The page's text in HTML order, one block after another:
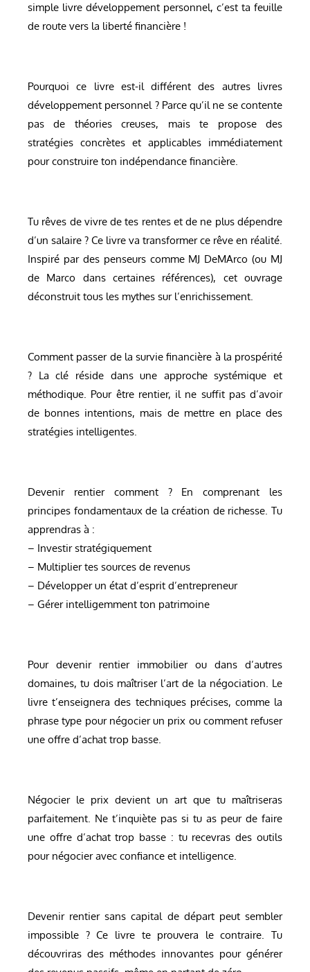
simple livre développement personnel, c’est ta feuille
de route vers la liberté financière !
Pourquoi ce livre est-il différent des autres livres
développement personnel ? Parce qu’il ne se contente
pas de théories creuses, mais te propose des
stratégies concrètes et applicables immédiatement
pour construire ton indépendance financière.
Tu rêves de vivre de tes rentes et de ne plus dépendre
d’un salaire ? Ce livre va transformer ce rêve en réalité.
Inspiré par des penseurs comme MJ DeMArco (ou MJ
de Marco dans certaines références), cet ouvrage
déconstruit tous les mythes sur l’enrichissement.
Comment passer de la survie financière à la prospérité
? La clé réside dans une approche systémique et
méthodique. Pour être rentier, il ne suffit pas d’avoir
de bonnes intentions, mais de mettre en place des
stratégies intelligentes.
Devenir rentier comment ? En comprenant les
principes fondamentaux de la création de richesse. Tu
apprendras à :
– Investir stratégiquement
– Multiplier tes sources de revenus
– Développer un état d’esprit d’entrepreneur
– Gérer intelligemment ton patrimoine
Pour devenir rentier immobilier ou dans d’autres
domaines, tu dois maîtriser l’art de la négociation. Le
livre t’enseignera des techniques précises, comme la
phrase type pour négocier un prix ou comment refuser
une offre d’achat trop basse.
Négocier le prix devient un art que tu maîtriseras
parfaitement. Ne t’inquiète pas si tu as peur de faire
une offre d’achat trop basse : tu recevras des outils
pour négocier avec confiance et intelligence.
Devenir rentier sans capital de départ peut sembler
impossible ? Ce livre te prouvera le contraire. Tu
découvriras des méthodes innovantes pour générer